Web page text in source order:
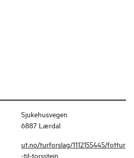
Sjukehusvegen
6887 Lærdal
ut.no/turforslag/1112155445/fottur
-til-torsstein